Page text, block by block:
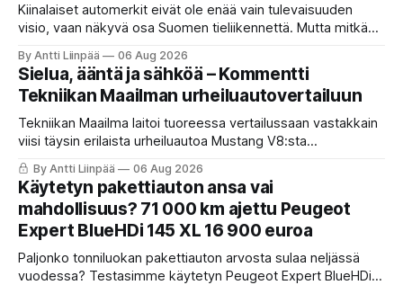
Kiinalaiset automerkit eivät ole enää vain tulevaisuuden
visio, vaan näkyvä osa Suomen tieliikennettä. Mutta mitkä
pakettiautoihin ja mitä syksyn 2026 uutuuksilta sopii
odottaa? Katso kattava katsaus maamme tarjontaan ja
ostajan tärkeimpiin vinkkeihin!
By Antti Liinpää 06 Aug 2026
Sielua, ääntä ja sähköä – Kommentti
Tekniikan Maailman urheiluautovertailuun
Tekniikan Maailma laitoi tuoreessa vertailussaan vastakkain
viisi täysin erilaista urheiluautoa Mustang V8:sta
täyssähköiseen Hyundai Ioniq 6 N:ään. KaaraTV otti lehden
käteen ja pani autot omaan paremmuusjärjestykseen
fiiliksen, käytettävyyden ja hinta-laatusuhteen perusteella.
By Antti Liinpää 06 Aug 2026
Käytetyn pakettiauton ansa vai
mahdollisuus? 71 000 km ajettu Peugeot
Expert BlueHDi 145 XL 16 900 euroa
Paljonko tonniluokan pakettiauton arvosta sulaa neljässä
vuodessa? Testasimme käytetyn Peugeot Expert BlueHDi